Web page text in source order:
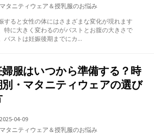
開
カ
マタニティウェア＆授乳服のお悩み
すると女性の体にはさまざまな変化が現れます
特に大きく変わるのがバストとお腹の大きさで
バストは妊娠後期までにカ...
服はいつから準備する？時
別・マタニティウェアの選び
公
開
2025-04-09
カ
マタニティウェア＆授乳服のお悩み